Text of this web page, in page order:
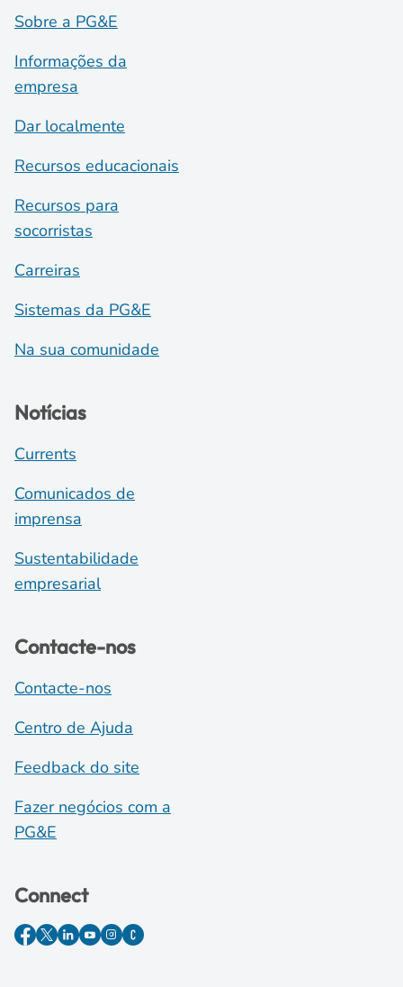
Sobre a PG&E
Informações da
empresa
Dar localmente
Recursos educacionais
Recursos para
socorristas
Carreiras
Sistemas da PG&E
Na sua comunidade
Notícias
Currents
Comunicados de
imprensa
Sustentabilidade
empresarial
Contacte-nos
Contacte-nos
Centro de Ajuda
Feedback do site
Fazer negócios com a
PG&E
Connect